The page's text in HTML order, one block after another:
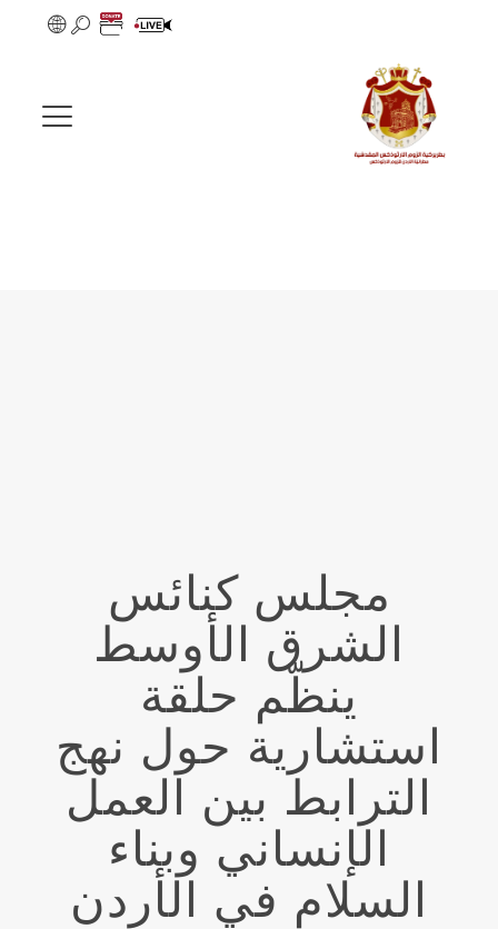
مجلس كنائس
الشرق الأوسط
ينظّم حلقة
استشارية حول نهج
الترابط بين العمل
الإنساني وبناء
السلام في الأردن